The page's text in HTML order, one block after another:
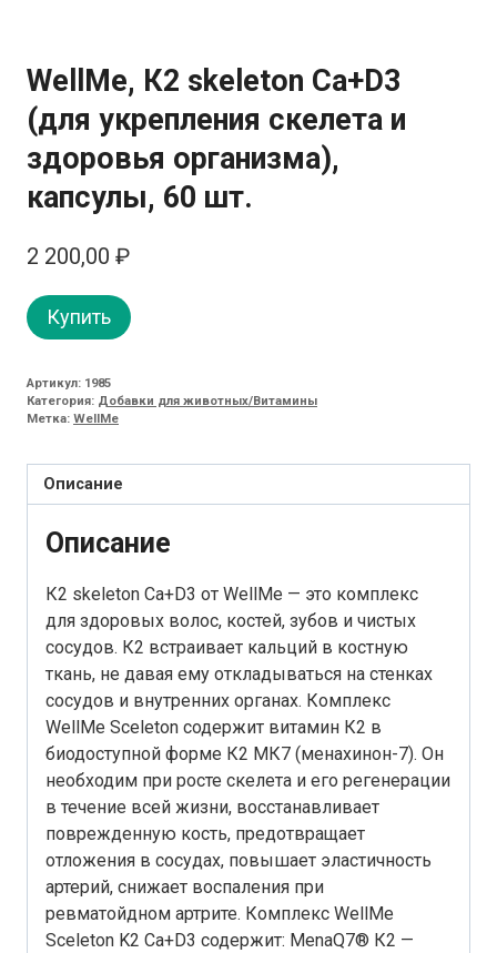
WellMe, К2 skeleton Ca+D3
(для укрепления скелета и
здоровья организма),
капсулы, 60 шт.
2 200,00 ₽
Купить
Артикул: 1985
Категория: Добавки для животных/Витамины
Метка: WellMe
Описание
Описание
К2 skeleton Ca+D3 от WellMe — это комплекс
для здоровых волос, костей, зубов и чистых
сосудов. К2 встраивает кальций в костную
ткань, не давая ему откладываться на стенках
сосудов и внутренних органах. Комплекс
WellMe Sceleton содержит витамин К2 в
биодоступной форме К2 МК7 (менахинон-7). Он
необходим при росте скелета и его регенерации
в течение всей жизни, восстанавливает
поврежденную кость, предотвращает
отложения в сосудах, повышает эластичность
артерий, снижает воспаления при
ревматойдном артрите. Комплекс WellMe
Sceleton K2 Ca+D3 содержит: MenaQ7® К2 —